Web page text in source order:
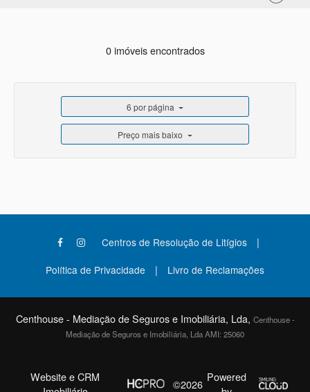
0 imóveis encontrados
6 por página
Preço mais baixo
Centros de Resolução de Litígios |
Política de Privacidade | Livro de Reclamações
Centhouse - Mediação de Seguros e Imobiliária, Lda, Centhouse -
Mediação de Seguros e Imobiliária, Lda AMI: 25060
Website e CRM
©2026 Powered